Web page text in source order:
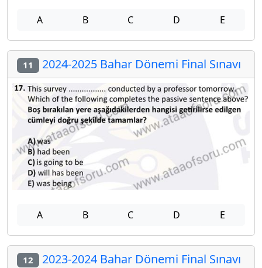
A B C D E
11 2024-2025 Bahar Dönemi Final Sınavı
A B C D E
12 2023-2024 Bahar Dönemi Final Sınavı